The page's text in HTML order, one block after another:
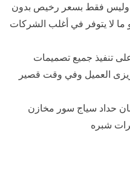
وليس فقط بسعر رخيص بدون
لا يتوفر في أغلب الشركات
تنفيذ جميع تصميمات
العميل وفي وقت قصير
حداد سياج سور مخازن
شبره